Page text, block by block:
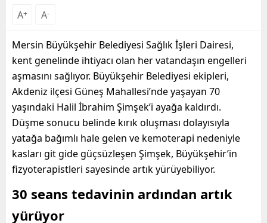
A+ A-
Mersin Büyükşehir Belediyesi Sağlık İşleri Dairesi,
kent genelinde ihtiyacı olan her vatandaşın engelleri
aşmasını sağlıyor. Büyükşehir Belediyesi ekipleri,
Akdeniz ilçesi Güneş Mahallesi’nde yaşayan 70
yaşındaki Halil İbrahim Şimşek’i ayağa kaldırdı.
Düşme sonucu belinde kırık oluşması dolayısıyla
yatağa bağımlı hale gelen ve kemoterapi nedeniyle
kasları git gide güçsüzleşen Şimşek, Büyükşehir’in
fizyoterapistleri sayesinde artık yürüyebiliyor.
30 seans tedavinin ardından artık
yürüyor